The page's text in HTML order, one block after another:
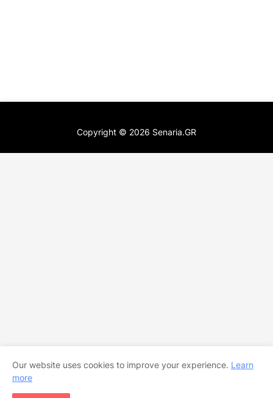
Copyright © 2026 Senaria.GR
Our website uses cookies to improve your experience. Learn
more